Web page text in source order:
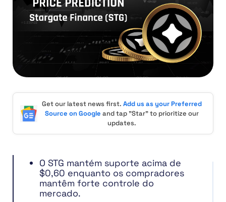
Get our latest news first. Add us as your Preferred
Source on Google and tap "Star" to prioritize our
updates.
O STG mantém suporte acima de
$0,60 enquanto os compradores
mantêm forte controle do
mercado.